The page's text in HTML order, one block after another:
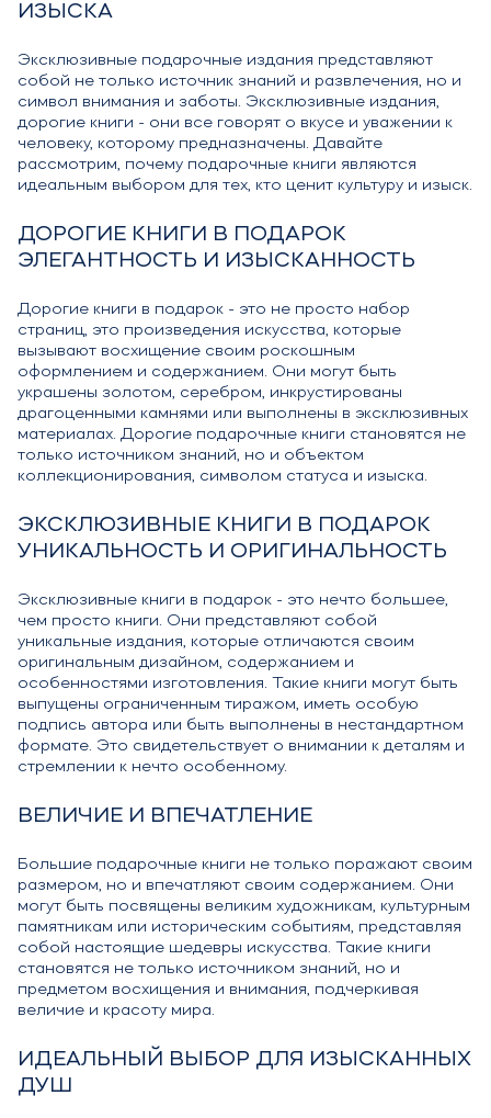
ИЗЫСКА
Эксклюзивные подарочные издания представляют
собой не только источник знаний и развлечения, но и
символ внимания и заботы. Эксклюзивные издания,
дорогие книги - они все говорят о вкусе и уважении к
человеку, которому предназначены. Давайте
рассмотрим, почему подарочные книги являются
идеальным выбором для тех, кто ценит культуру и изыск.
ДОРОГИЕ КНИГИ В ПОДАРОК
ЭЛЕГАНТНОСТЬ И ИЗЫСКАННОСТЬ
Дорогие книги в подарок - это не просто набор
страниц, это произведения искусства, которые
вызывают восхищение своим роскошным
оформлением и содержанием. Они могут быть
украшены золотом, серебром, инкрустированы
драгоценными камнями или выполнены в эксклюзивных
материалах. Дорогие подарочные книги становятся не
только источником знаний, но и объектом
коллекционирования, символом статуса и изыска.
ЭКСКЛЮЗИВНЫЕ КНИГИ В ПОДАРОК
УНИКАЛЬНОСТЬ И ОРИГИНАЛЬНОСТЬ
Эксклюзивные книги в подарок - это нечто большее,
чем просто книги. Они представляют собой
уникальные издания, которые отличаются своим
оригинальным дизайном, содержанием и
особенностями изготовления. Такие книги могут быть
выпущены ограниченным тиражом, иметь особую
подпись автора или быть выполнены в нестандартном
формате. Это свидетельствует о внимании к деталям и
стремлении к нечто особенному.
ВЕЛИЧИЕ И ВПЕЧАТЛЕНИЕ
Большие подарочные книги не только поражают своим
размером, но и впечатляют своим содержанием. Они
могут быть посвящены великим художникам, культурным
памятникам или историческим событиям, представляя
собой настоящие шедевры искусства. Такие книги
становятся не только источником знаний, но и
предметом восхищения и внимания, подчеркивая
величие и красоту мира.
ИДЕАЛЬНЫЙ ВЫБОР ДЛЯ ИЗЫСКАННЫХ
ДУШ